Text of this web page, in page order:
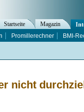
nicht
Startseite Magazin
Promillerechner BMI-